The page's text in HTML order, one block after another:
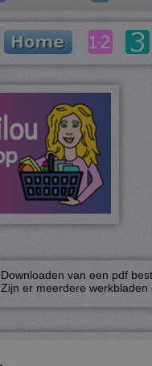
Downloaden van een pdf
Zijn er meerdere